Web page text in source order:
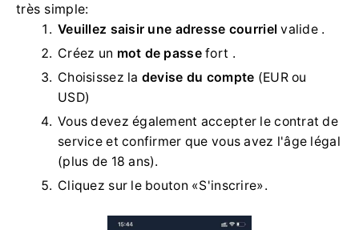
très simple:
Veuillez saisir une adresse courriel valide .
Créez un mot de passefort .
Choisissez la devise du compte (EUR ou
USD)
Vous devez également accepter le contrat de
service et confirmer que vous avez l'âge légal
(plus de 18 ans).
Cliquez sur le bouton «S'inscrire».